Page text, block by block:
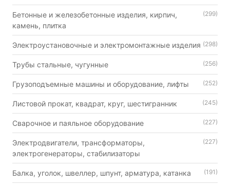
Бетонные и железобетонные изделия, кирпич,
камень, плитка
(299)
Электроустановочные и электромонтажные изделия (298)
Трубы стальные, чугунные (256)
Грузоподъемные машины и оборудование, лифты (252)
Листовой прокат, квадрат, круг, шестигранник (245)
Сварочное и паяльное оборудование (227)
Электродвигатели, трансформаторы,
электрогенераторы, стабилизаторы
(227)
Балка, уголок, швеллер, шпунт, арматура, катанка (191)